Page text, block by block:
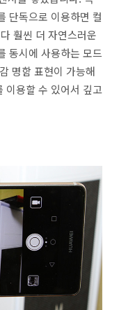
단독으로 이용하면 컬
훨씬 더 자연스러운
동시에 사용하는 모드
명함 표현이 가능해
이용할 수 있어서 깊고